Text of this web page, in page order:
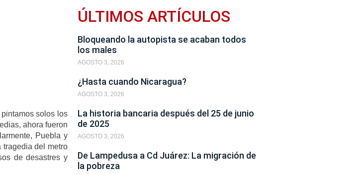
solos los
ahora fueron
Puebla y
tragedia del metro
de desastres y
ÚLTIMOS ARTÍCULOS
Bloqueando la autopista se acaban todos
los males
AGOSTO 3, 2026
¿Hasta cuando Nicaragua?
AGOSTO 3, 2026
La historia bancaria después del 25 de junio
de 2025
AGOSTO 3, 2026
De Lampedusa a Cd Juárez: La migración de
la pobreza